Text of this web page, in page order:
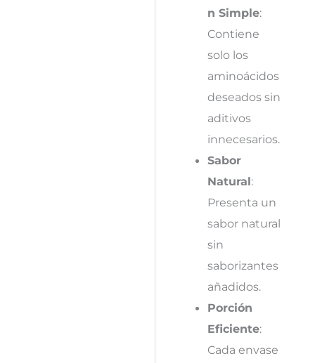
n Simple:
Contiene
solo los
aminoácidos
deseados sin
aditivos
innecesarios.
Sabor
Natural:
Presenta un
sabor natural
sin
saborizantes
añadidos.
Porción
Eficiente:
Cada envase